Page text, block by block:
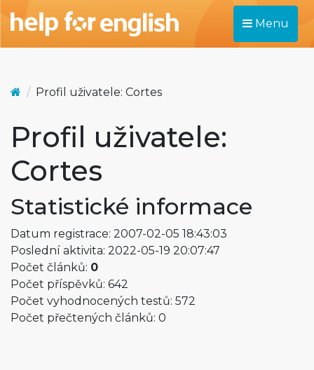
Menu
Profil uživatele: Cortes
Profil uživatele:
Cortes
Statistické informace
Datum registrace: 2007-02-05 18:43:03
Poslední aktivita: 2022-05-19 20:07:47
Počet článků: 0
Počet příspěvků: 642
Počet vyhodnocených testů: 572
Počet přečtených článků: 0